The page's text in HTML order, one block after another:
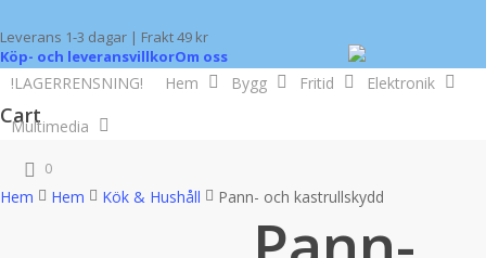
to
main
Leverans 1-3 dagar | Frakt 49 kr
Köp- och leveransvillkorOm oss
!LAGERRENSNING! Hem Bygg Fritid Elektronik
Multimedia
search
0
Cart
Cart
Hem Hem Kök & Hushåll Pann- och kastrullskydd